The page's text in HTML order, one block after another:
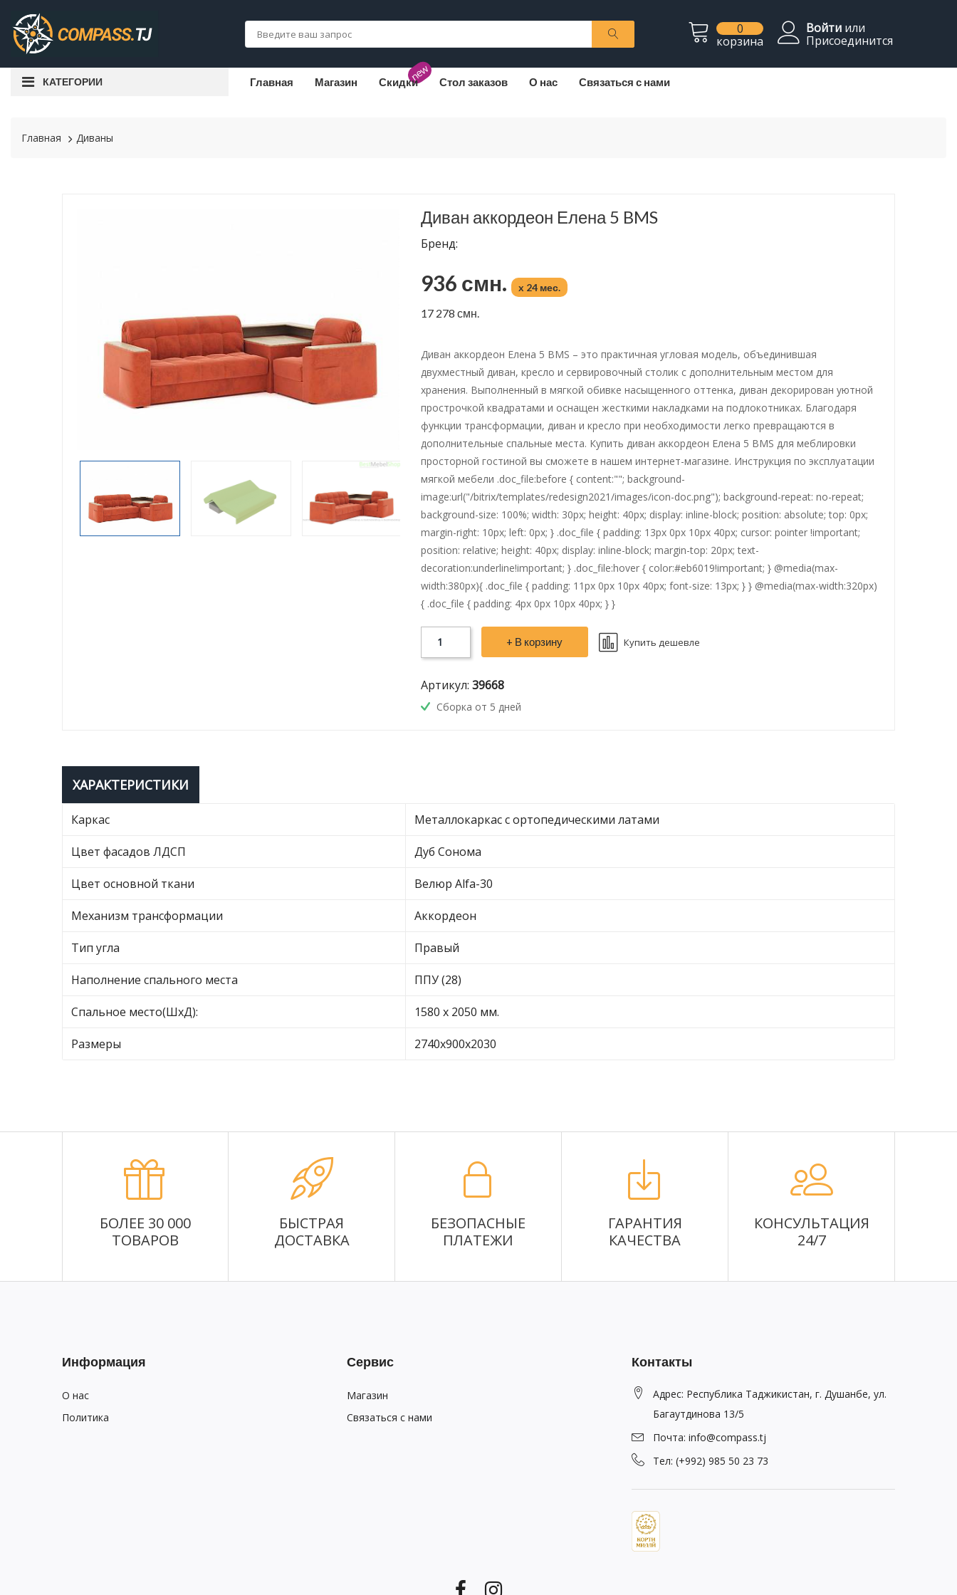
0
корзина
Войти или
Присоединится
КАТЕГОРИИ Главная Магазин new
Скидки Стол заказов О нас Связаться с нами
Главная Диваны
Диван аккордеон Елена 5 BMS
Бренд:
936 смн. x 24 мес.
17 278 смн.
Диван аккордеон Елена 5 BMS – это практичная угловая модель, объединившая
двухместный диван, кресло и сервировочный столик с дополнительным местом для
хранения. Выполненный в мягкой обивке насыщенного оттенка, диван декорирован уютной
прострочкой квадратами и оснащен жесткими накладками на подлокотниках. Благодаря
функции трансформации, диван и кресло при необходимости легко превращаются в
дополнительные спальные места. Купить диван аккордеон Елена 5 BMS для меблировки
просторной гостиной вы сможете в нашем интернет-магазине. Инструкция по эксплуатации
мягкой мебели .doc_file:before { content:""; background-
image:url("/bitrix/templates/redesign2021/images/icon-doc.png"); background-repeat: no-repeat;
background-size: 100%; width: 30px; height: 40px; display: inline-block; position: absolute; top: 0px;
margin-right: 10px; left: 0px; } .doc_file { padding: 13px 0px 10px 40px; cursor: pointer !important;
position: relative; height: 40px; display: inline-block; margin-top: 20px; text-
decoration:underline!important; } .doc_file:hover { color:#eb6019!important; } @media(max-
width:380px){ .doc_file { padding: 11px 0px 10px 40px; font-size: 13px; } } @media(max-width:320px)
{ .doc_file { padding: 4px 0px 10px 40px; } }
+ В корзину Купить дешевле
Артикул: 39668
Сборка от 5 дней
ХАРАКТЕРИСТИКИ
Каркас Металлокаркас с ортопедическими латами
Цвет фасадов ЛДСП Дуб Сонома
Цвет основной ткани Велюр Alfa-30
Механизм трансформации Аккордеон
Тип угла Правый
Наполнение спального места ППУ (28)
Спальное место(ШхД): 1580 x 2050 мм.
Размеры 2740х900х2030
БОЛЕЕ 30 000
ТОВАРОВ
БЫСТРАЯ
ДОСТАВКА
БЕЗОПАСНЫЕ
ПЛАТЕЖИ
ГАРАНТИЯ
КАЧЕСТВА
КОНСУЛЬТАЦИЯ
24/7
Информация
О нас
Политика
Сервис
Магазин
Связаться с нами
Контакты
Адрес: Республика Таджикистан, г. Душанбе, ул.
Багаутдинова 13/5
Почта: info@compass.tj
Тел: (+992) 985 50 23 73